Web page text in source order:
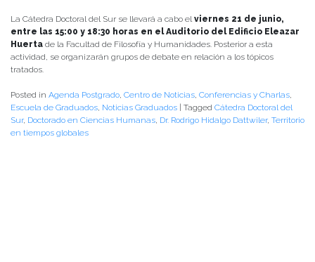
La Cátedra Doctoral del Sur se llevará a cabo elviernes 21 de junio,
entre las 15:00 y 18:30 horas en el Auditorio del Edificio Eleazar
Huerta de la Facultad de Filosofía y Humanidades. Posterior a esta
actividad, se organizarán grupos de debate en relación a los tópicos
tratados.
Posted in Agenda Postgrado, Centro de Noticias, Conferencias y Charlas,
Escuela de Graduados, Noticias Graduados Tagged Cátedra Doctoral del
Sur, Doctorado en Ciencias Humanas, Dr. Rodrigo Hidalgo Dattwiler, Territorio
en tiempos globales